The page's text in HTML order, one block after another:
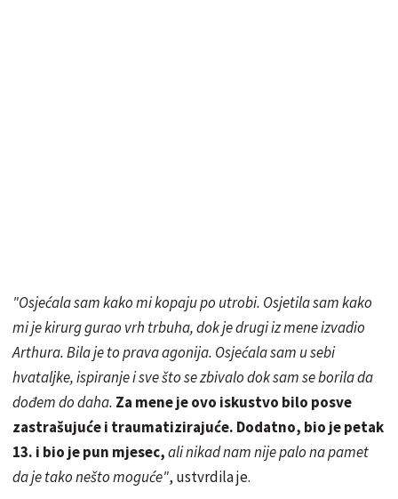
"Osjećala sam kako mi kopaju po utrobi. Osjetila sam kako
mi je kirurg gurao vrh trbuha, dok je drugi iz mene izvadio
Arthura. Bila je to prava agonija. Osjećala sam u sebi
hvataljke, ispiranje i sve što se zbivalo dok sam se borila da
dođem do daha. Za mene je ovo iskustvo bilo posve
zastrašujuće i traumatizirajuće. Dodatno, bio je petak
13. i bio je pun mjesec,ali nikad nam nije palo na pamet
da je tako nešto moguće", ustvrdila je.